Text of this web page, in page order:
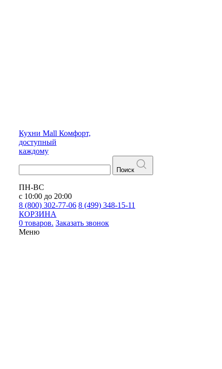
Кухни Mall Комфорт,
доступный
каждому
Поиск
ПН-ВС
с 10:00 до 20:00
8 (800) 302-77-06 8 (499) 348-15-11
КОРЗИНА
0 товаров. Заказать звонок
Меню